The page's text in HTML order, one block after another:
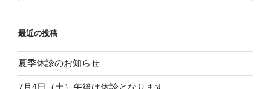
最近の投稿
夏季休診のお知らせ